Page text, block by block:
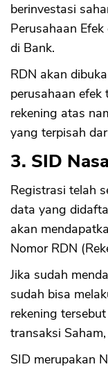
berinvestasi
Perusahaan
di Bank.
RDN akan
perusahaan efek
rekening atas
yang terpisah
3. SID
Registrasi telah
data yang
akan
Nomor RDN
Jika sudah
sudah bisa
rekening
transaksi
SID merupakan